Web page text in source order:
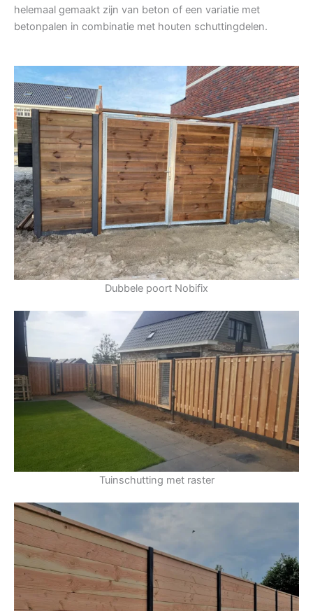
helemaal gemaakt zijn van beton of een variatie met
betonpalen in combinatie met houten schuttingdelen.
Dubbele poort Nobifix
Tuinschutting met raster